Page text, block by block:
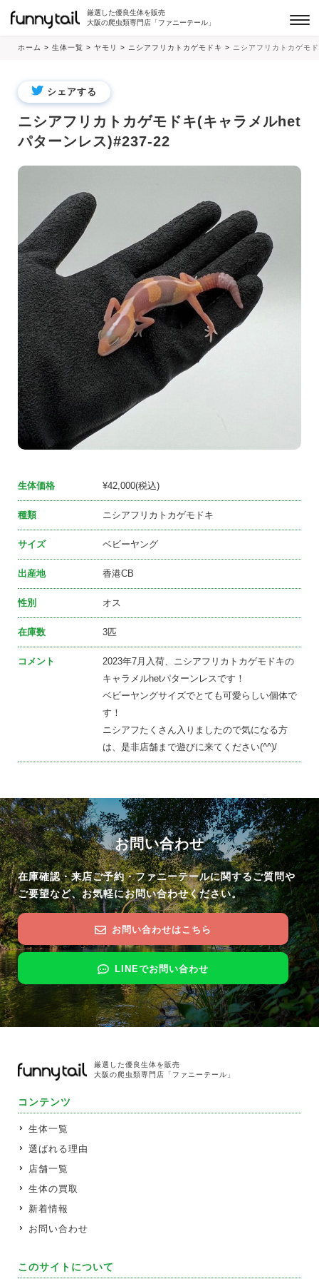
厳選した優良生体を販売
大阪の爬虫類専門店「ファニーテール」
ホーム > 生体一覧 > ヤモリ > ニシアフリカトカゲモドキ > ニシアフリカトカゲモ
シェアする
ニシアフリカトカゲモドキ(キャラメルhet
パターンレス)#237-22
生体価格 ¥42,000(税込)
種類 ニシアフリカトカゲモドキ
サイズ ベビーヤング
出産地 香港CB
性別 オス
在庫数 3匹
コメント
2023年7月入荷、ニシアフリカトカゲモドキの
キャラメルhetパターンレスです！
ベビーヤングサイズでとても可愛らしい個体で
す！
ニシアフたくさん入りましたので気になる方
は、是非店舗まで遊びに来てください(^^)/
お問い合わせ
在庫確認・来店ご予約・ファニーテールに関するご質問や
ご要望など、お気軽にお問い合わせください。
お問い合わせはこちら
LINEでお問い合わせ
厳選した優良生体を販売
大阪の爬虫類専門店「ファニーテール」
コンテンツ
生体一覧
選ばれる理由
店舗一覧
生体の買取
新着情報
お問い合わせ
このサイトについて